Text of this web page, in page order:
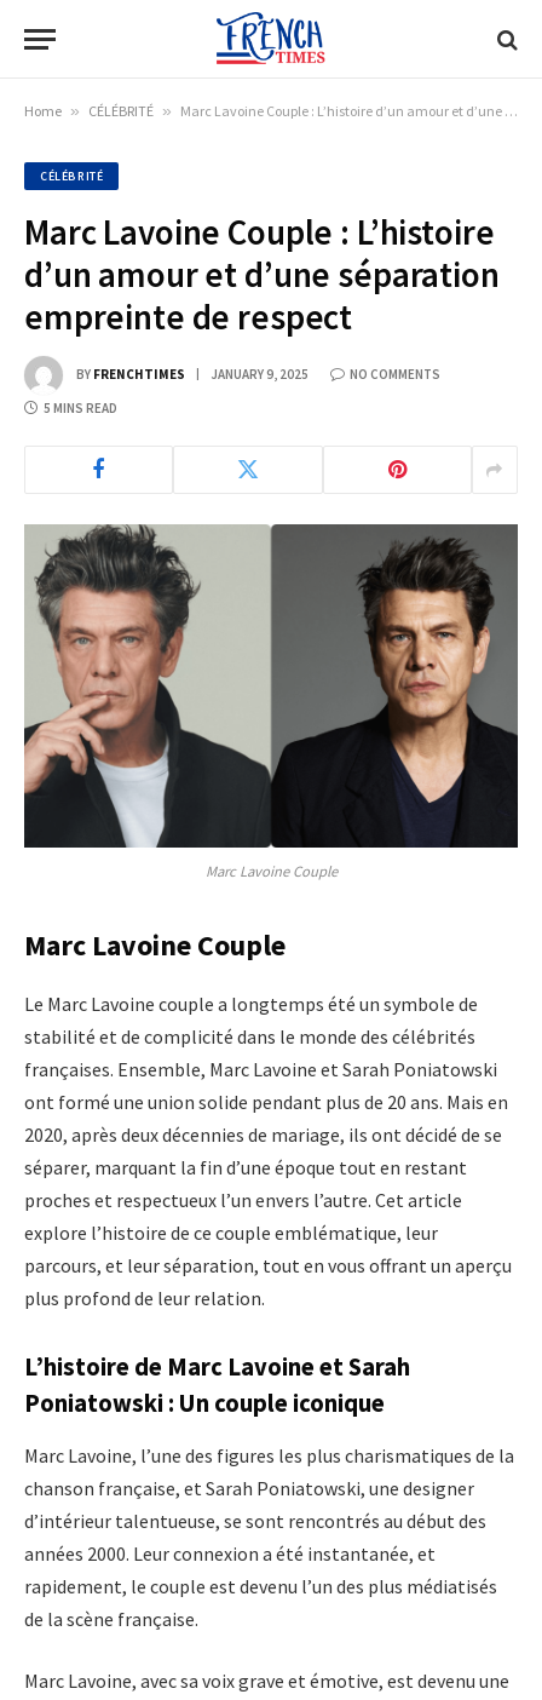
Home » CÉLÉBRITÉ » Marc Lavoine Couple : L’histoire d’un amour et d’une séparation empreinte de respect
CÉLÉBRITÉ
Marc Lavoine Couple : L’histoire
d’un amour et d’une séparation
empreinte de respect
BY FRENCHTIMES JANUARY 9, 2025 NO COMMENTS
5 MINS READ
Marc Lavoine Couple
Marc Lavoine Couple
Le Marc Lavoine couple a longtemps été un symbole de
stabilité et de complicité dans le monde des célébrités
françaises. Ensemble, Marc Lavoine et Sarah Poniatowski
ont formé une union solide pendant plus de 20 ans. Mais en
2020, après deux décennies de mariage, ils ont décidé de se
séparer, marquant la fin d’une époque tout en restant
proches et respectueux l’un envers l’autre. Cet article
explore l’histoire de ce couple emblématique, leur
parcours, et leur séparation, tout en vous offrant un aperçu
plus profond de leur relation.
L’histoire de Marc Lavoine et Sarah
Poniatowski : Un couple iconique
Marc Lavoine, l’une des figures les plus charismatiques de la
chanson française, et Sarah Poniatowski, une designer
d’intérieur talentueuse, se sont rencontrés au début des
années 2000. Leur connexion a été instantanée, et
rapidement, le couple est devenu l’un des plus médiatisés
de la scène française.
Marc Lavoine, avec sa voix grave et émotive, est devenu une